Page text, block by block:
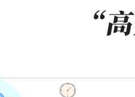
问：线上填写不太会，
以查看办事指南了解办
等清算活动，公告期满